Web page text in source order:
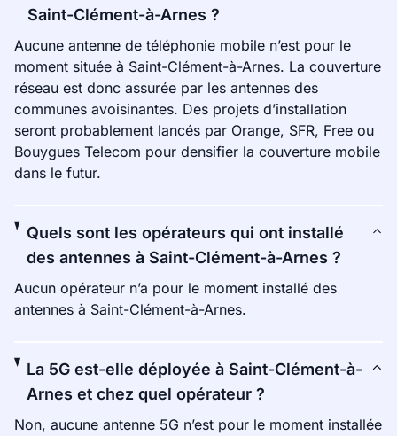
Saint-Clément-à-Arnes ?
Aucune antenne de téléphonie mobile n’est pour le
moment située à Saint-Clément-à-Arnes. La couverture
réseau est donc assurée par les antennes des
communes avoisinantes. Des projets d’installation
seront probablement lancés par Orange, SFR, Free ou
Bouygues Telecom pour densifier la couverture mobile
dans le futur.
Quels sont les opérateurs qui ont installé
des antennes à Saint-Clément-à-Arnes ?
Aucun opérateur n’a pour le moment installé des
antennes à Saint-Clément-à-Arnes.
La 5G est-elle déployée à Saint-Clément-à-
Arnes et chez quel opérateur ?
Non, aucune antenne 5G n’est pour le moment installée